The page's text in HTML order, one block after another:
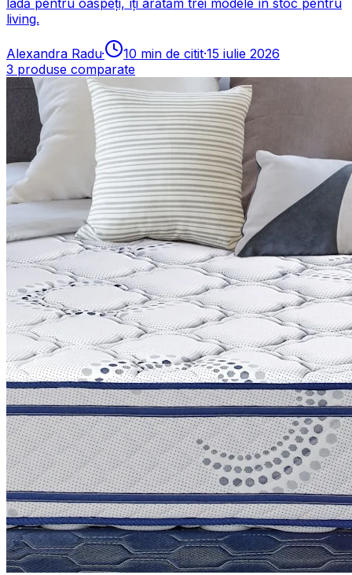
ladă pentru oaspeți, îți arătăm trei modele în stoc pentru
living.
Alexandra Radu· 10 min de citit·15 iulie 2026
3 produse comparate